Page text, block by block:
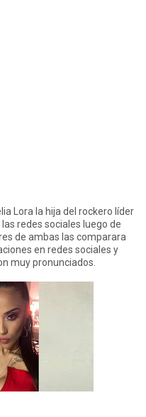
Lora la hija del rockero líder
redes sociales luego de
de ambas las comparara
en redes sociales y
muy pronunciados.